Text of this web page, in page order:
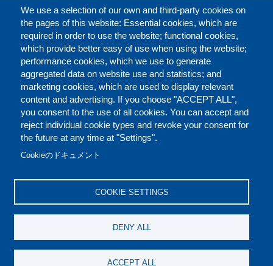
す。ジュネーブ本部のほか、広島、ニューヨーク、ボンに事
務所を構え、世界中にネットワークを持っています。詳しく
国連訓練調査研究所（ユニタール）広島事務所をご覧くだ
さい。
シェアする
We use a selection of our own and third-party cookies on
the pages of this website: Essential cookies, which are
required in order to use the website; functional cookies,
which provide better easy of use when using the website;
performance cookies, which we use to generate
aggregated data on website use and statistics; and
marketing cookies, which are used to display relevant
content and advertising. If you choose "ACCEPT ALL",
you consent to the use of all cookies. You can accept and
reject individual cookie types and revoke your consent for
the future at any time at "Settings".
Cookieのドキュメント
COOKIE SETTINGS
DENY ALL
ACCEPT ALL
FOOTER
お問い合わせ（英語） ご利用規定（英語）
REPORT MISCONDUCT